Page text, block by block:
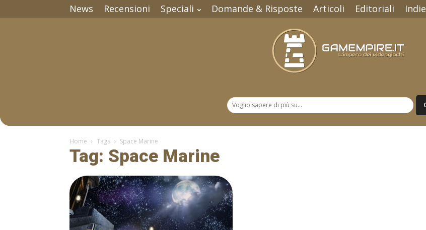
News Recensioni Speciali Domande & Risposte Articoli Editoriali Indie
Home Tags Space Marine
Tag: Space Marine